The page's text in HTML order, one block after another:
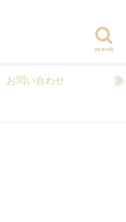
search
お問い合わせ